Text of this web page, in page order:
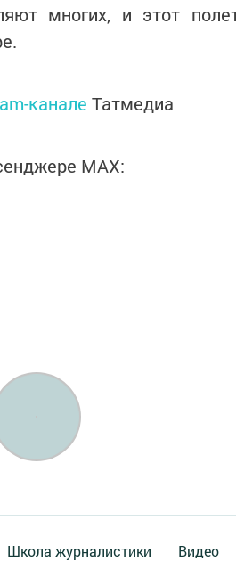
многих, и этот
канале Татмедиа
MАХ:
Школа журналистики Видео